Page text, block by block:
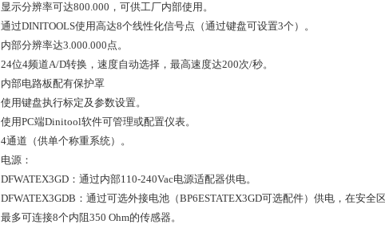
显示分辨率可达800.000，可供工厂内部使用。
通过DINITOOLS使用高达8个线性化信号点（通过键盘可设置3个）。
内部分辨率达3.000.000点。
24位4频道A/D转换，速度自动选择，最高速度达200次/秒。
内部电路板配有保护罩
使用键盘执行标定及参数设置。
使用PC端Dinitool软件可管理或配置仪表。
4通道（供单个称重系统）。
电源：
DFWATEX3GD：通过内部110-240Vac电源适配器供电。
DFWATEX3GDB：通过可选外接电池（BP6ESTATEX3GD可选配件）供电，在安全
最多可连接8个内阻350 Ohm的传感器。